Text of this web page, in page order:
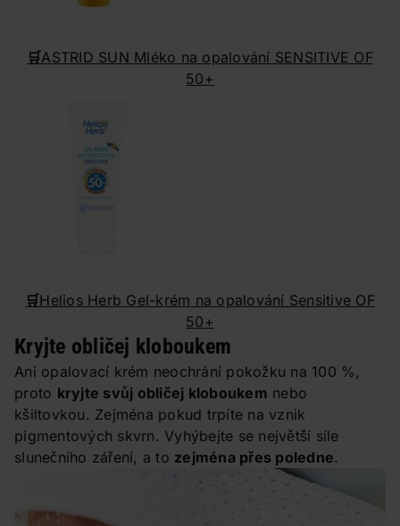
🛒ASTRID SUN Mléko na opalování SENSITIVE OF
50+
🛒Helios Herb Gel-krém na opalování Sensitive OF
50+
Kryjte obličej kloboukem
Ani opalovací krém neochrání pokožku na 100 %,
proto kryjte svůj obličej kloboukem nebo
kšiltovkou. Zejména pokud trpíte na vznik
pigmentových skvrn. Vyhýbejte se největší síle
slunečního záření, a to zejména přes poledne.